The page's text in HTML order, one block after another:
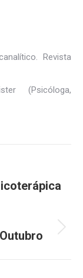
Revista
(Psicóloga,